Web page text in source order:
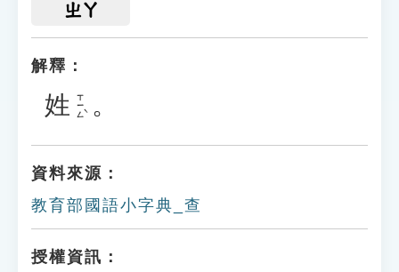
ㄓㄚ
解釋：
姓 ㄒㄧㄥˋ 。
資料來源：
教育部國語小字典_查
授權資訊：